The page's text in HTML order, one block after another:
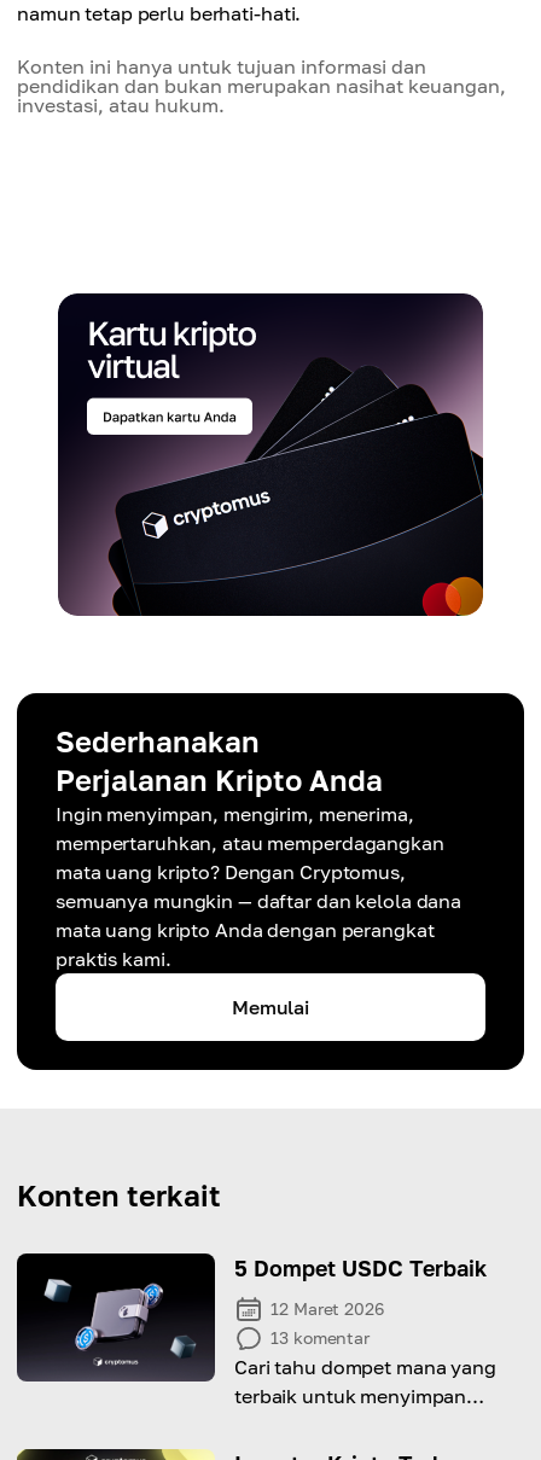
namun tetap perlu berhati-hati.
Konten ini hanya untuk tujuan informasi dan
pendidikan dan bukan merupakan nasihat keuangan,
investasi, atau hukum.
Sederhanakan
Perjalanan Kripto Anda
Ingin menyimpan, mengirim, menerima,
mempertaruhkan, atau memperdagangkan
mata uang kripto? Dengan Cryptomus,
semuanya mungkin — daftar dan kelola dana
mata uang kripto Anda dengan perangkat
praktis kami.
Memulai
Konten terkait
5 Dompet USDC Terbaik
12 Maret 2026
13 komentar
Cari tahu dompet mana yang
terbaik untuk menyimpan